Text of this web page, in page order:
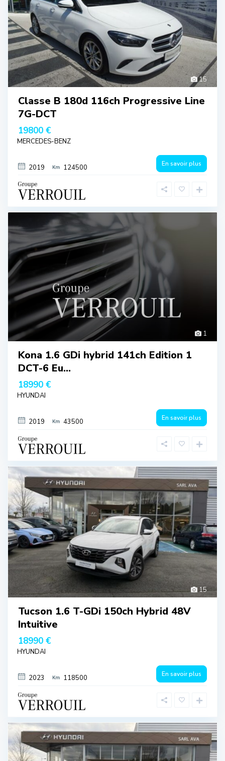
15
Classe B 180d 116ch Progressive Line
7G-DCT
19800 €
MERCEDES-BENZ
2019 124500 En savoir plus
1
Kona 1.6 GDi hybrid 141ch Edition 1
DCT-6 Eu...
18990 €
HYUNDAI
2019 43500 En savoir plus
15
Tucson 1.6 T-GDi 150ch Hybrid 48V
Intuitive
18990 €
HYUNDAI
2023 118500 En savoir plus